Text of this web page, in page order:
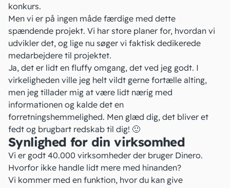
konkurs.
Men vi er på ingen måde færdige med dette
spændende projekt. Vi har store planer for, hvordan vi
udvikler det, og lige nu søger vi faktisk dedikerede
medarbejdere til projektet.
Ja, det er lidt en fluffy omgang, det ved jeg godt. I
virkeligheden ville jeg helt vildt gerne fortælle alting,
men jeg tillader mig at være lidt nærig med
informationen og kalde det en
forretningshemmelighed. Men glæd dig, det bliver et
fedt og brugbart redskab til dig! 🙂
Synlighed for din virksomhed
Vi er godt 40.000 virksomheder der bruger Dinero.
Hvorfor ikke handle lidt mere med hinanden?
Vi kommer med en funktion, hvor du kan give